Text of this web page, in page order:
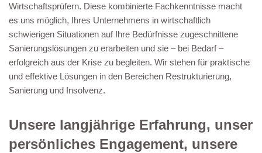
Wirtschaftsprüfern. Diese kombinierte Fachkenntnisse macht
es uns möglich, Ihres Unternehmens in wirtschaftlich
schwierigen Situationen auf Ihre Bedürfnisse zugeschnittene
Sanierungslösungen zu erarbeiten und sie – bei Bedarf –
erfolgreich aus der Krise zu begleiten. Wir stehen für praktische
und effektive Lösungen in den Bereichen Restrukturierung,
Sanierung und Insolvenz.
Unsere langjährige Erfahrung, unser
persönliches Engagement, unsere